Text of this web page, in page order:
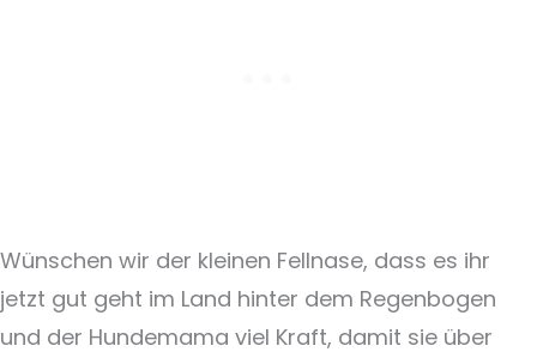
Wünschen wir der kleinen Fellnase, dass es ihr
jetzt gut geht im Land hinter dem Regenbogen
und der Hundemama viel Kraft, damit sie über